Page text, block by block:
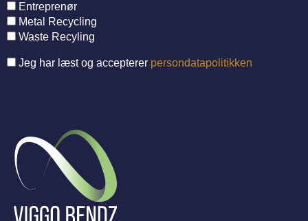
Entreprenør
Metal Recycling
Waste Recyling
Jeg har læst og accepterer persondatapolitikken